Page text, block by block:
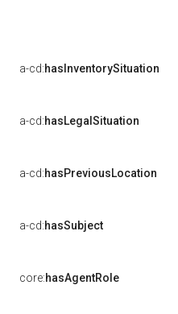
a-cd:hasInventorySituation
a-cd:hasLegalSituation
a-cd:hasPreviousLocation
a-cd:hasSubject
core:hasAgentRole